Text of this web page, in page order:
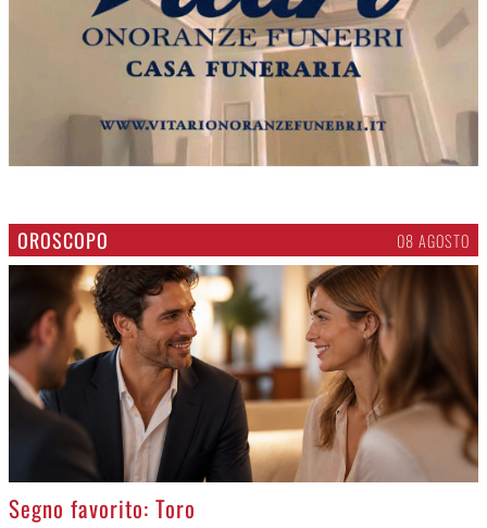
OROSCOPO 08 AGOSTO
>
Segno favorito: Toro